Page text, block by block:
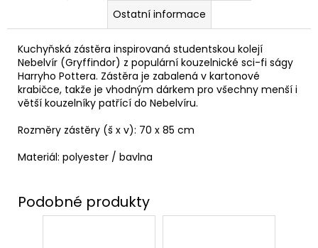
Ostatní informace
Kuchyňská zástěra inspirovaná studentskou kolejí
Nebelvír (Gryffindor) z populární kouzelnické sci-fi ságy
Harryho Pottera. Zástěra je zabalená v kartonové
krabičce, takže je vhodným dárkem pro všechny menší i
větší kouzelníky patřící do Nebelvíru.
Rozměry zástěry (š x v): 70 x 85 cm
Materiál: polyester / bavlna
POTTER
139
Kč
Původně:
169
Kč